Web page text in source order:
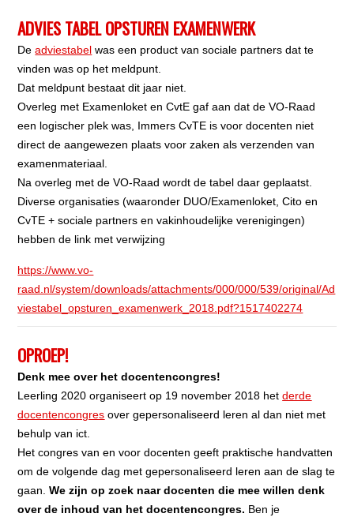
ADVIES TABEL OPSTUREN EXAMENWERK
Deadviestabel was een product van sociale partners dat te
vinden was op het meldpunt.
Dat meldpunt bestaat dit jaar niet.
Overleg met Examenloket en CvtE gaf aan dat de VO-Raad
een logischer plek was, Immers CvTE is voor docenten niet
direct de aangewezen plaats voor zaken als verzenden van
examenmateriaal.
Na overleg met de VO-Raad wordt de tabel daar geplaatst.
Diverse organisaties (waaronder DUO/Examenloket, Cito en
CvTE + sociale partners en vakinhoudelijke verenigingen)
hebben de link met verwijzing
https://www.vo-
raad.nl/system/downloads/attachments/000/000/539/original/Ad
viestabel_opsturen_examenwerk_2018.pdf?1517402274
OPROEP!
Denk mee over het docentencongres!
Leerling 2020 organiseert op 19 november 2018 hetderde
docentencongres over gepersonaliseerd leren al dan niet met
behulp van ict.
Het congres van en voor docenten geeft praktische handvatten
om de volgende dag met gepersonaliseerd leren aan de slag te
gaan.We zijn op zoek naar docenten die mee willen denk
over de inhoud van het docentencongres. Ben je